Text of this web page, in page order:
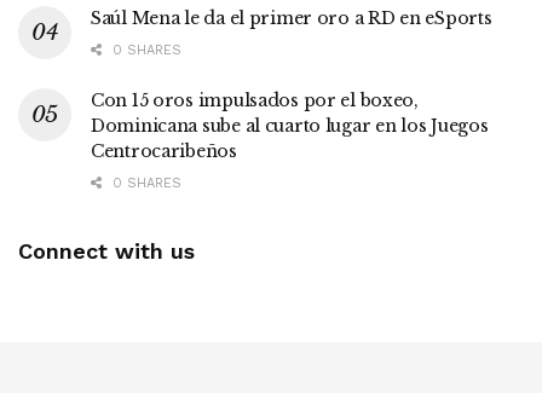
Saúl Mena le da el primer oro a RD en eSports
0 SHARES
Con 15 oros impulsados por el boxeo,
Dominicana sube al cuarto lugar en los Juegos
Centrocaribeños
0 SHARES
Connect with us